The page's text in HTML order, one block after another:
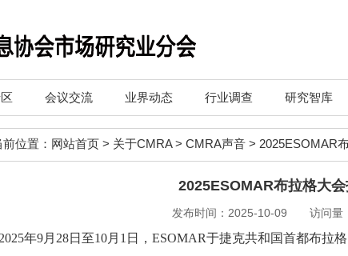
会议交流 业界动态 行业调查 研究智库
前位置： 网站首页 > 关于CMRA> CMRA声音 > 2025ESOMAR
2025ESOMAR布拉格大
发布时间：2025-10-09 访问量
2025年9月28日至10月1日，ESOMAR于捷克共和国首都布拉